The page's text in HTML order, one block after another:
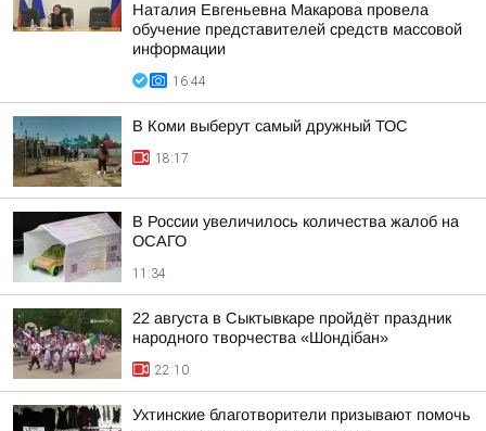
Наталия Евгеньевна Макарова провела
обучение представителей средств массовой
информации
16:44
В Коми выберут самый дружный ТОС
18:17
В России увеличилось количества жалоб на
ОСАГО
11:34
22 августа в Сыктывкаре пройдёт праздник
народного творчества «Шондібан»
22:10
Ухтинские благотворители призывают помочь